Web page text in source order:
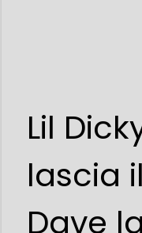
Lil
lascia
Dave